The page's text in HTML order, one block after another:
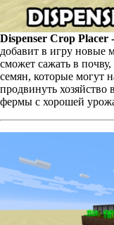
Dispenser Crop Placer
добавит в игру новые
сможет сажать в
семян, которые могут
продвинуть хозяйство
фермы с хорошей